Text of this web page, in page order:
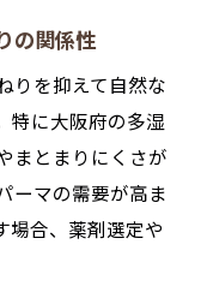
の関係性
りを抑えて自然な
特に大阪府の多湿
まとまりにくさが
ーマの需要が高ま
場合、薬剤選定や